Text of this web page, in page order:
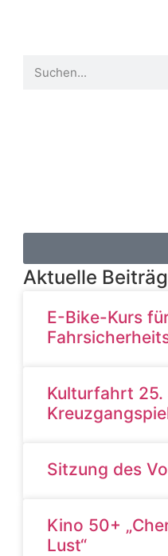
Aktuelle
E-Bike-Kurs
Kulturfahrt 25.
Sitzung des
Kino 50+
Lust“